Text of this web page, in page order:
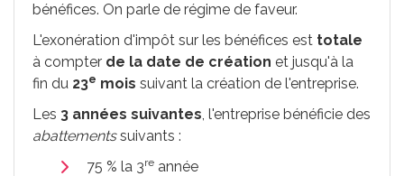
bénéfices. On parle de régime de faveur.
L'exonération d'impôt sur les bénéfices est totale
à compter de la date de création et jusqu'à la
fin du 23e mois suivant la création de l'entreprise.
Les 3 années suivantes, l'entreprise bénéficie des
abattementssuivants :
75 % la 3re année